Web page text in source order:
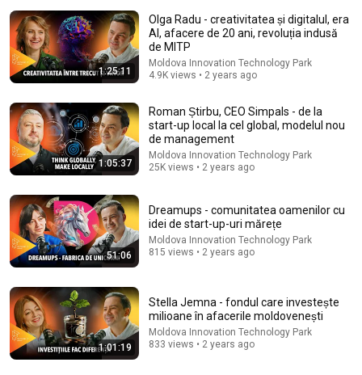
1:30:01
Cele Mai Epice Interpretări Din Istoria Muzicii Live! |
Hit-uri Virale
1:25:11
Olga Radu - creativitatea și digitalul, era
AI, afacere de 20 ani, revoluția indusă
de MITP
Moldova Innovation Technology Park
4.9K views • 2 years ago
1:05:37
Roman Știrbu, CEO Simpals - de la
start-up local la cel global, modelul nou
de management
Moldova Innovation Technology Park
25K views • 2 years ago
51:06
Dreamups - comunitatea oamenilor cu
idei de start-up-uri mărețe
Moldova Innovation Technology Park
815 views • 2 years ago
1:01:19
Stella Jemna - fondul care investește
milioane în afacerile moldovenești
Moldova Innovation Technology Park
833 views • 2 years ago